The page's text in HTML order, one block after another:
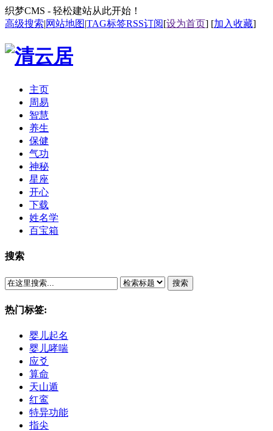
织梦CMS - 轻松建站从此开始！
高级搜索|网站地图|TAG标签RSS订阅[设为首页] [加入收藏]
主页
周易
智慧
养生
保健
气功
神秘
星座
开心
下载
姓名学
百宝箱
搜索
搜索
热门标签:
婴儿起名
婴儿哮喘
应爻
算命
天山遁
红鸾
特异功能
指尖